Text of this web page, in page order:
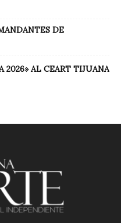
DE
2026» AL CEART TIJUANA